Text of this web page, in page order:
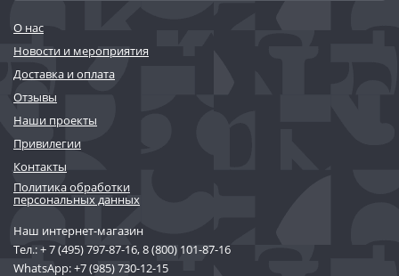
О нас
Новости и мероприятия
Доставка и оплата
Отзывы
Наши проекты
Привилегии
Контакты
Политика обработки
персональных данных
Наш интернет-магазин
Тел.:+ 7 (495) 797-87-16,8 (800) 101-87-16
WhatsApp:+7 (985) 730-12-15